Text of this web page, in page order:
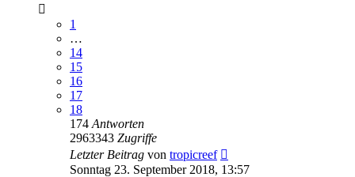
1
…
14
15
16
17
18
174 Antworten
2963343 Zugriffe
Letzter Beitrag von tropicreef
Sonntag 23. September 2018, 13:57